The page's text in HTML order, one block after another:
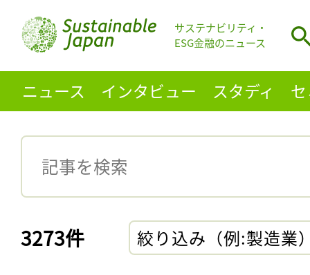
サステナビリティ・
ESG金融のニュース
ニュース インタビュー スタディ
3273件 絞り込み（例:製造業